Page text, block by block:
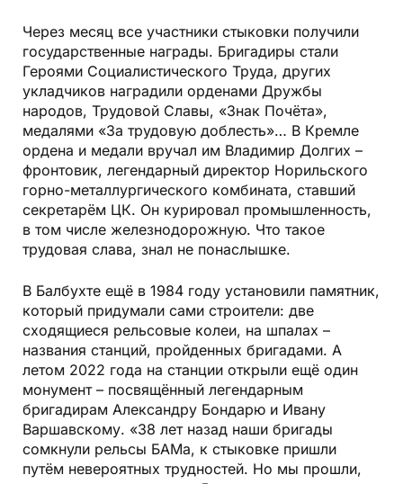
Через месяц все участники стыковки получили
государственные награды. Бригадиры стали
Героями Социалистического Труда, других
укладчиков наградили орденами Дружбы
народов, Трудовой Славы, «Знак Почёта»,
медалями «За трудовую доблесть»… В Кремле
ордена и медали вручал им Владимир Долгих –
фронтовик, легендарный директор Норильского
горно-металлургического комбината, ставший
секретарём ЦК. Он курировал промышленность,
в том числе железнодорожную. Что такое
трудовая слава, знал не понаслышке.
В Балбухте ещё в 1984 году установили памятник,
который придумали сами строители: две
сходящиеся рельсовые колеи, на шпалах –
названия станций, пройденных бригадами. А
летом 2022 года на станции открыли ещё один
монумент – посвящённый легендарным
бригадирам Александру Бондарю и Ивану
Варшавскому. «38 лет назад наши бригады
сомкнули рельсы БАМа, к стыковке пришли
путём невероятных трудностей. Но мы прошли,